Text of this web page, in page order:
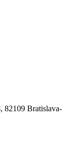
82109 Bratislava-